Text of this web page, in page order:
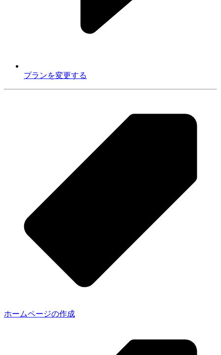
プランを変更する
ホームページの作成